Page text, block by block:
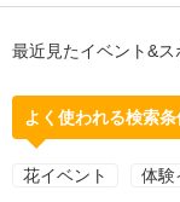
最近見たイベント&ス
よく使われる検索条
花イベント 体験